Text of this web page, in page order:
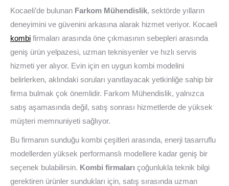
Kocaeli’de bulunan Farkom Mühendislik, sektörde yılların
deneyimini ve güvenini arkasına alarak hizmet veriyor. Kocaeli
kombi firmaları arasında öne çıkmasının sebepleri arasında
geniş ürün yelpazesi, uzman teknisyenler ve hızlı servis
hizmeti yer alıyor. Evin için en uygun kombi modelini
belirlerken, aklındaki soruları yanıtlayacak yetkinliğe sahip bir
firma bulmak çok önemlidir. Farkom Mühendislik, yalnızca
satış aşamasında değil, satış sonrası hizmetlerde de yüksek
müşteri memnuniyeti sağlıyor.
Bu firmanın sunduğu kombi çeşitleri arasında, enerji tasarruflu
modellerden yüksek performanslı modellere kadar geniş bir
seçenek bulabilirsin. Kombi firmaları çoğunlukla teknik bilgi
gerektiren ürünler sundukları için, satış sırasında uzman